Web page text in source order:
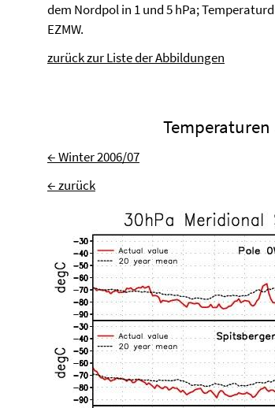
dem Nordpol in 1 und 5 hPa;
EZMW.
zurück zur Liste der Abbildungen
← Winter 2006/07
← zurück